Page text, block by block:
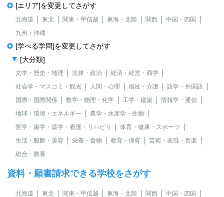
[エリア]を変更してさがす
北海道 東北 関東・甲信越 東海・北陸 関西
中国・四国
九州・沖縄
[学べる学問]を変更してさがす
[大分類]
文学・歴史・地理 法律・政治
経済・経営・商学
社会学・マスコミ・観光
人間・心理 福祉・介護
語学・外国語
国際・国際関係
数学・物理・化学 工学・建築
情報学・通信
地球・環境・エネルギー
農学・水産学・生物
医学・歯学・薬学・看護・リハビリ
体育・健康・スポーツ
生活・服飾・美容
栄養・食物 教育・保育
芸術・表現・音楽
総合・教養
資料・願書請求できる学校をさがす
北海道 東北 関東・甲信越 東海・北陸 関西 中国・四国